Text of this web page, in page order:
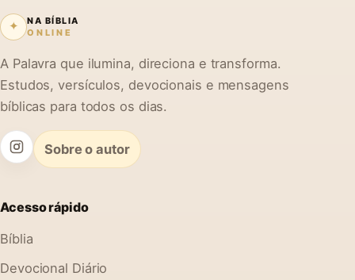
✦
NA BÍBLIA
ONLINE
A Palavra que ilumina, direciona e transforma.
Estudos, versículos, devocionais e mensagens
bíblicas para todos os dias.
Sobre o autor
Acesso rápido
Bíblia
Devocional Diário